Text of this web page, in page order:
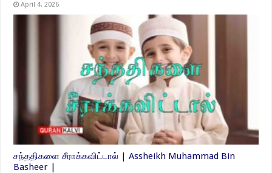
April 4, 2026
சந்ததிகளை சீராக்கவிட்டால் | Assheikh Muhammad Bin
Basheer |